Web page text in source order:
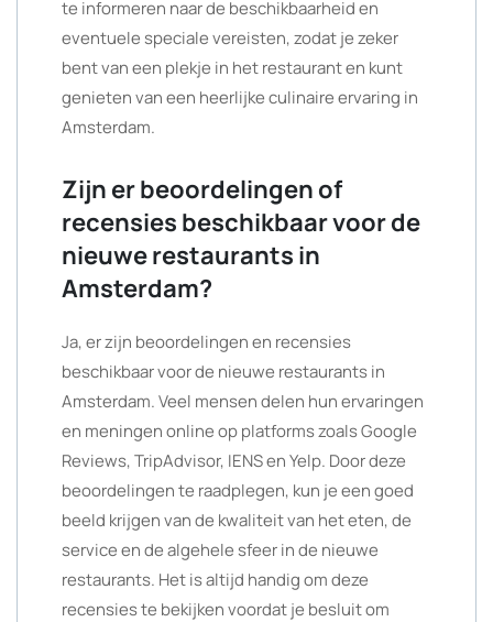
te informeren naar de beschikbaarheid en
eventuele speciale vereisten, zodat je zeker
bent van een plekje in het restaurant en kunt
genieten van een heerlijke culinaire ervaring in
Amsterdam.
Zijn er beoordelingen of
recensies beschikbaar voor de
nieuwe restaurants in
Amsterdam?
Ja, er zijn beoordelingen en recensies
beschikbaar voor de nieuwe restaurants in
Amsterdam. Veel mensen delen hun ervaringen
en meningen online op platforms zoals Google
Reviews, TripAdvisor, IENS en Yelp. Door deze
beoordelingen te raadplegen, kun je een goed
beeld krijgen van de kwaliteit van het eten, de
service en de algehele sfeer in de nieuwe
restaurants. Het is altijd handig om deze
recensies te bekijken voordat je besluit om